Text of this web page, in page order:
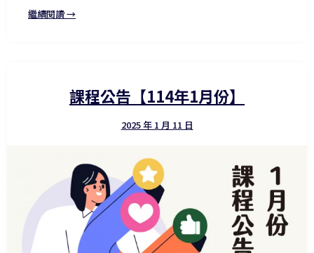
繼續閱讀 →
課程公告【114年1月份】
2025 年 1 月 11 日